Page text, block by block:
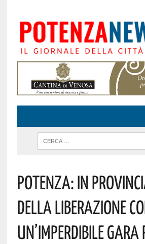
Potenza: In
Della Liberazione
Un’imperdibile